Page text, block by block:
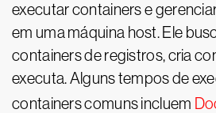
executar containers e
em uma máquina host. Ele
containers de registros, cria
executa. Alguns tempos de
containers comuns incluem